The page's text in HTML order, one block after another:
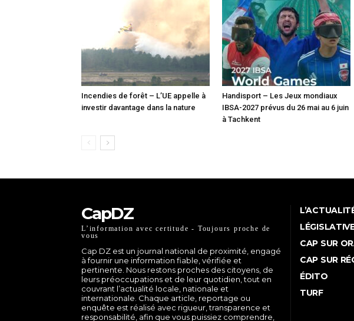
Incendies de forêt – L’UE appelle à
investir davantage dans la nature
Handisport – Les Jeux mondiaux
IBSA-2027 prévus du 26 mai au 6 juin
à Tachkent
CapDZ
L’information avec certitude - Toujours proche de
vous
Cap DZ est un journal national de proximité, engagé
à fournir une information fiable, vérifiée et
pertinente. Nous restons proches des citoyens, de
leurs préoccupations et de leur quotidien, tout en
couvrant l’actualité locale, nationale et
internationale. Chaque article, reportage ou
enquête est réalisé avec rigueur, transparence et
responsabilité, afin que vous puissiez comprendre,
CAP SUR
CAP SUR
ÉDITO
TURF